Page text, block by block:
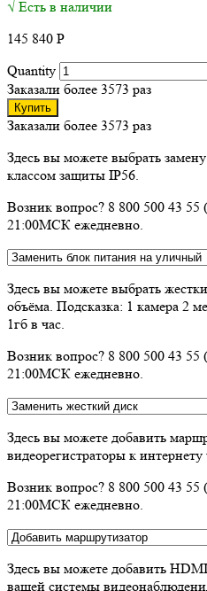
√ Есть в наличии
145 840 Р
Quantity
Заказали более 3573 раз
Купить
Заказали более 3573 раз
Здесь вы можете выбрать
классом защиты IP56.
Возник вопрос? 8 800 500 43 55
21:00МСК ежедневно.
Здесь вы можете выбрать
объёма. Подсказка: 1 камера 2
1гб в час.
Возник вопрос? 8 800 500 43 55
21:00МСК ежедневно.
Здесь вы можете добавить
видеорегистраторы к
Возник вопрос? 8 800 500 43 55
21:00МСК ежедневно.
Здесь вы можете добавить
вашей системы